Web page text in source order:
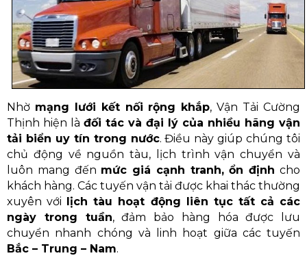
Nhờ mạng lưới kết nối rộng khắp, Vận Tải Cường
Thịnh hiện là đối tác và đại lý của nhiều hãng vận
tải biển uy tín trong nước. Điều này giúp chúng tôi
chủ động về nguồn tàu, lịch trình vận chuyển và
luôn mang đến mức giá cạnh tranh, ổn định cho
khách hàng. Các tuyến vận tải được khai thác thường
xuyên với
lịch tàu hoạt động liên tục tất cả các
ngày trong tuần, đảm bảo hàng hóa được lưu
chuyển nhanh chóng và linh hoạt giữa các tuyến
Bắc – Trung – Nam.